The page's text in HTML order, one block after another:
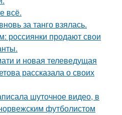
всё.
за танго взялась.
россиянки продают свои
и новая телеведущая
рассказала о своих
шуточное видео, в
футболистом